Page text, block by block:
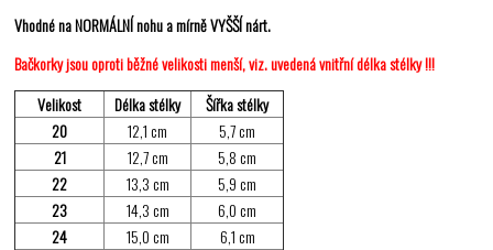
Vhodné na NORMÁLNÍ nohu a mírně VYŠŠÍ nárt.
Bačkorky jsou oproti běžné velikosti menší, viz. uvedená vnitřní délka stélky !!!
Velikost
Délka stélky
Šířka stélky
20
12,1 cm
5,7 cm
21
12,7 cm
5,8 cm
22
13,3 cm
5,9 cm
23
14,3 cm
6,0 cm
24
15,0 cm
6,1 cm